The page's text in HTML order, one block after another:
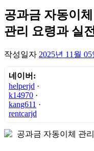
공과금 자동이
관리 요령과 실
작성일자 2025년 11월 05
네이버:
helperjd ·
k14970 ·
kang611 ·
rentcarjd